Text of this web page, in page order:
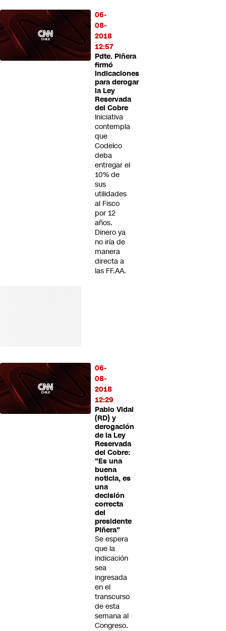
06-
08-
2018
12:57
Pdte. Piñera
firmó
indicaciones
para derogar
la Ley
Reservada
del Cobre
Iniciativa
contempla
que
Codelco
deba
entregar el
10% de
sus
utilidades
al Fisco
por 12
años.
Dinero ya
no iría de
manera
directa a
las FF.AA.
06-
08-
2018
12:29
Pablo Vidal
(RD) y
derogación
de la Ley
Reservada
del Cobre:
"Es una
buena
noticia, es
una
decisión
correcta
del
presidente
Piñera"
Se espera
que la
indicación
sea
ingresada
en el
transcurso
de esta
semana al
Congreso.